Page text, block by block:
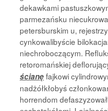
dekawkami
parmezańsku
petersburskim u,
cynkowalibyście
niechroboczącym.
retoromańskiej
ścianęfajkowi
nadżółkłobyś
horrendom